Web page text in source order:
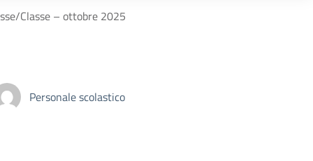
Classe – ottobre 2025
Personale scolastico